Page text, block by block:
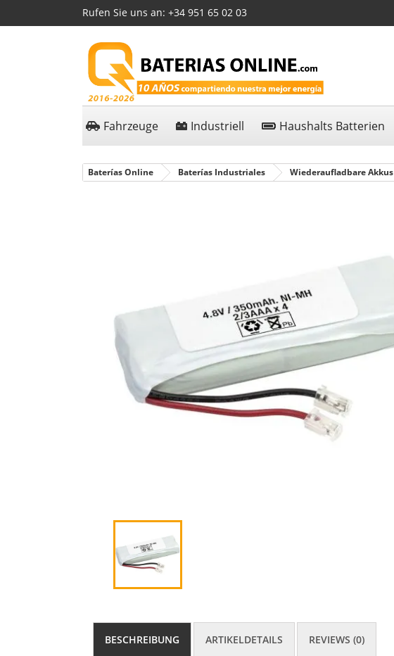
Rufen Sie uns an: +34 951 65 02 03
Fahrzeuge Industriell Haushalts Batterien
Baterías Online Baterías Industriales Wiederaufladbare Akkus
BESCHREIBUNG ARTIKELDETAILS REVIEWS (0)